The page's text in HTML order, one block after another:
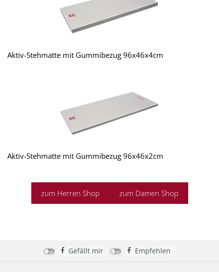
Aktiv-Stehmatte mit Gummibezug 96x46x4cm
Aktiv-Stehmatte mit Gummibezug 96x46x2cm
zum Herren Shop zum Damen Shop
Gefällt mir Empfehlen